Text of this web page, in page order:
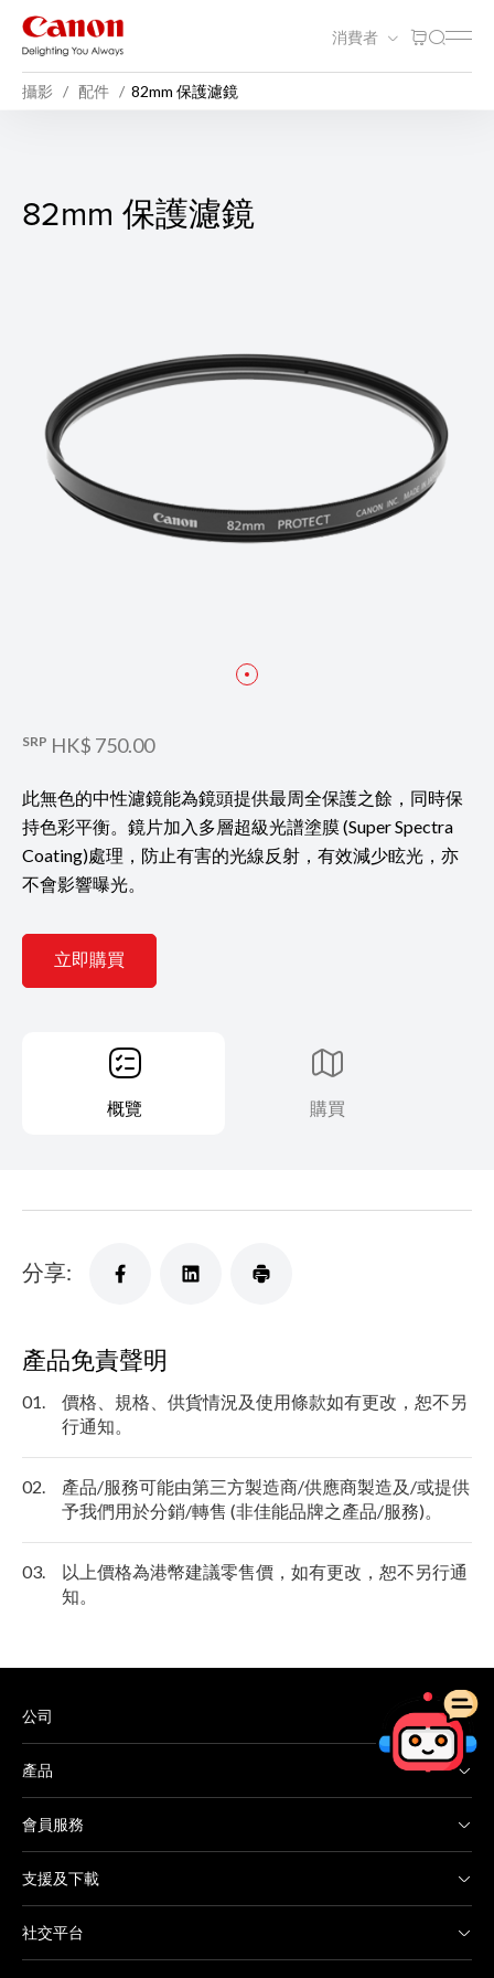
消費者
攝影 配件 82mm 保護濾鏡
82mm 保護濾鏡
82mm 保護濾鏡
SRP HK$ 750.00
此無色的中性濾鏡能為鏡頭提供最周全保護之餘，同時保
持色彩平衡。鏡片加入多層超級光譜塗膜 (Super Spectra
Coating)處理，防止有害的光線反射，有效減少眩光，亦
不會影響曝光。
立即購買
概覽 購買
分享:
產品免責聲明
01.
價格、規格、供貨情況及使用條款如有更改，恕不另
行通知。
02.
產品/服務可能由第三方製造商/供應商製造及/或提供
予我們用於分銷/轉售 (非佳能品牌之產品/服務)。
03.
以上價格為港幣建議零售價，如有更改，恕不另行通
知。
公司
產品
會員服務
支援及下載
社交平台